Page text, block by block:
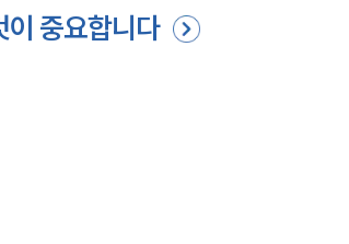
중요합니다